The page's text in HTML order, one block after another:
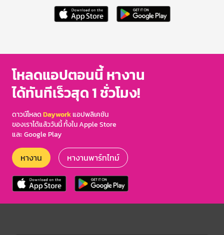
โหลดแอปตอนนี้ หางาน
ได้ทันทีเร็วสุด 1 ชั่วโมง!
ดาวน์โหลดDayworkแอปพลิเคชัน
ของเราได้แล้ววันนี้ ทั้งใน Apple Store
และ Google Play
หางาน หางานพาร์ทไทม์